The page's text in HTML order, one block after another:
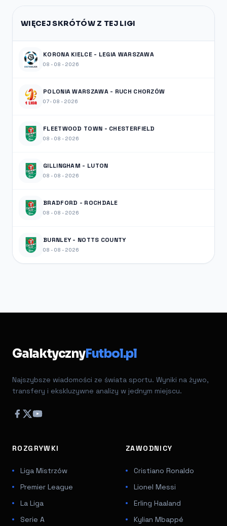
WIĘCEJ SKRÓTÓW Z TEJ LIGI
KORONA KIELCE - LEGIA WARSZAWA
08-08-2026
POLONIA WARSZAWA - RUCH CHORZÓW
07-08-2026
FLEETWOOD TOWN - CHESTERFIELD
08-08-2026
GILLINGHAM - LUTON
08-08-2026
BRADFORD - ROCHDALE
08-08-2026
BURNLEY - NOTTS COUNTY
08-08-2026
GalaktycznyFutbol.pl
Najszybsze wiadomości ze świata sportu. Wyniki na żywo,
transfery i ekskluzywne analizy w jednym miejscu.
ROZGRYWKI
Liga Mistrzów
Premier League
La Liga
Serie A
ZAWODNICY
Cristiano Ronaldo
Lionel Messi
Erling Haaland
Kylian Mbappé